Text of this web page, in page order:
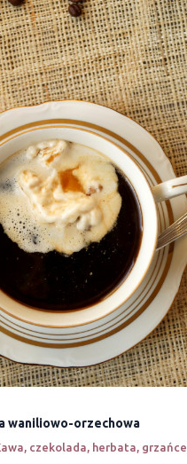
waniliowo-orzechowa
czekolada, herbata, grzańce